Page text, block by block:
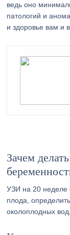
ведь оно
патологий и
и здоровье вам и
Зачем
УЗИ на 20 неделе
плода,
околоплодных